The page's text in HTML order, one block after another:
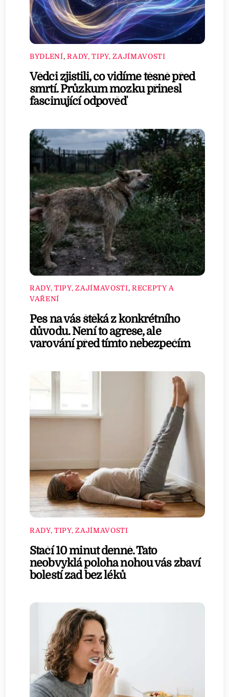
BYDLENÍ,RADY, TIPY, ZAJÍMAVOSTI
Vědci zjistili, co vidíme těsně před
smrtí. Průzkum mozku přinesl
fascinující odpověď
RADY, TIPY, ZAJÍMAVOSTI, RECEPTY A
VAŘENÍ
Pes na vás štěká z konkrétního
důvodu. Není to agrese, ale
varování před tímto nebezpečím
RADY, TIPY, ZAJÍMAVOSTI
Stačí 10 minut denně. Tato
neobvyklá poloha nohou vás zbaví
bolestí zad bez léků